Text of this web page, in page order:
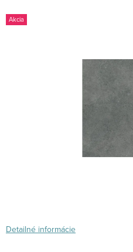
Akcia
Detailné informácie